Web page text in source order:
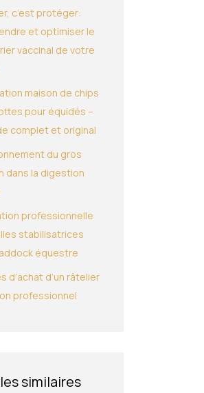
c’est protéger:
et optimiser le
vaccinal de votre
maison de chips
pour équidés –
complet et original
du gros
dans la digestion
professionnelle
stabilisatrices
équestre
d’achat d’un râtelier
professionnel
similaires